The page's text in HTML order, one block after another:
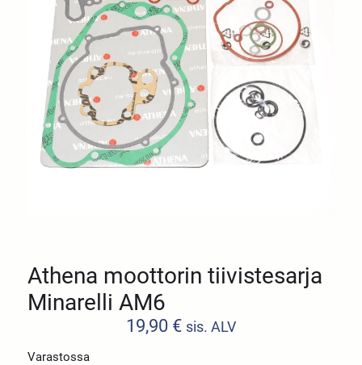
Athena moottorin tiivistesarja
Minarelli AM6
19,90 € sis. ALV
Varastossa